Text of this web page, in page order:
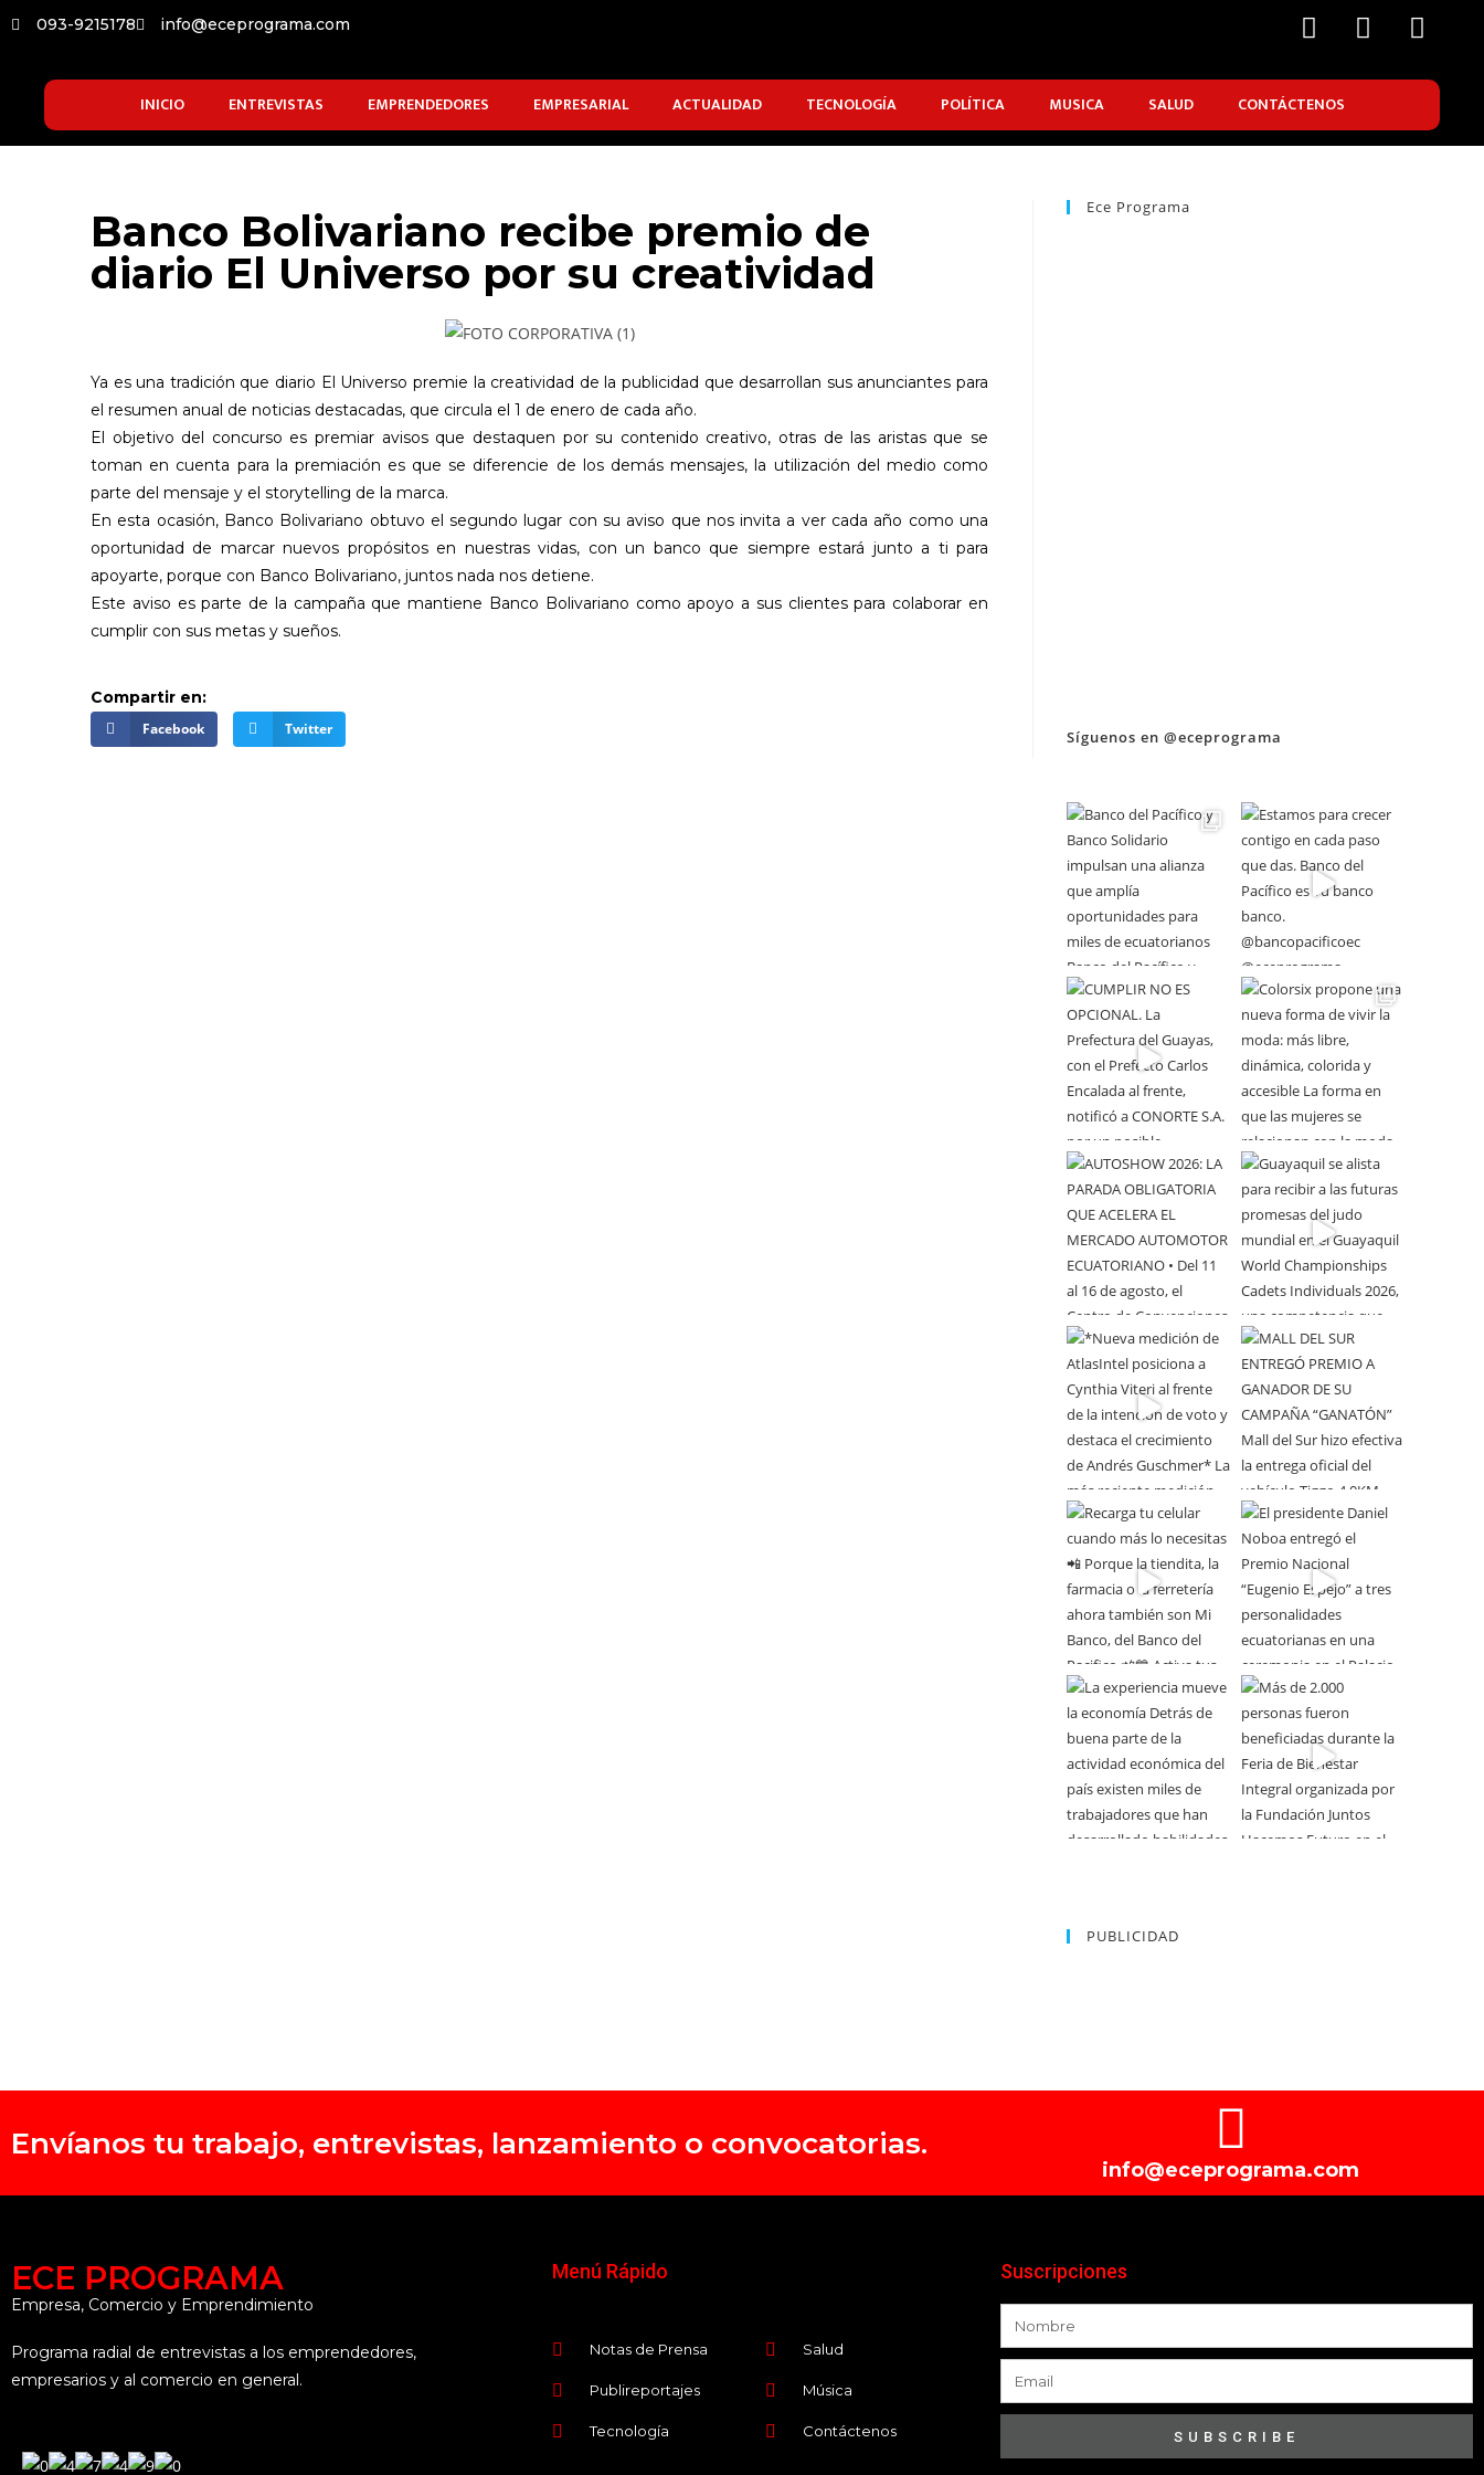
093-9215178 info@eceprograma.com
INICIO ENTREVISTAS EMPRENDEDORES EMPRESARIAL ACTUALIDAD TECNOLOGÍA POLÍTICA MUSICA SALUD CONTÁCTENOS
Banco Bolivariano recibe premio de
diario El Universo por su creatividad
Ya es una tradición que diario El Universo premie la creatividad de la publicidad que desarrollan sus anunciantes para
el resumen anual de noticias destacadas, que circula el 1 de enero de cada año.
El objetivo del concurso es premiar avisos que destaquen por su contenido creativo, otras de las aristas que se
toman en cuenta para la premiación es que se diferencie de los demás mensajes, la utilización del medio como
parte del mensaje y el storytelling de la marca.
En esta ocasión, Banco Bolivariano obtuvo el segundo lugar con su aviso que nos invita a ver cada año como una
oportunidad de marcar nuevos propósitos en nuestras vidas, con un banco que siempre estará junto a ti para
apoyarte, porque con Banco Bolivariano, juntos nada nos detiene.
Este aviso es parte de la campaña que mantiene Banco Bolivariano como apoyo a sus clientes para colaborar en
cumplir con sus metas y sueños.
Compartir en:
Facebook Twitter
Ece Programa
Síguenos en @eceprograma
PUBLICIDAD
Envíanos tu trabajo, entrevistas, lanzamiento o convocatorias.
info@eceprograma.com
ECE PROGRAMA
Empresa, Comercio y Emprendimiento
Programa radial de entrevistas a los emprendedores,
empresarios y al comercio en general.
Menú Rápido
Notas de Prensa
Publireportajes
Tecnología
Salud
Música
Contáctenos
Suscripciones
SUBSCRIBE